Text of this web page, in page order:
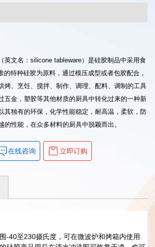
英文名：silicone tableware）是硅胶制品中采用食
的特种硅胶为原料，通过模压成型或者包胶配合，
烤、烹饪、搅拌、制作、调理、配料、调制的工具
五金，塑胶等其他材质的厨具中转化过来的一种新
其独有的环保，化学性能稳定，耐高温，柔软，防
的性能，在众多材料的厨具中脱颖而出。
在线咨询 立即订购
-40至230摄氏度，可在微波炉和烤箱内使用.